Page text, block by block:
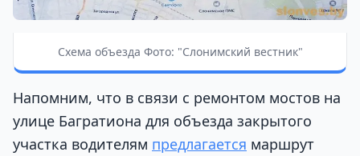
Схема объезда Фото: "Слонимский вестник"
Напомним, что в связи с ремонтом мостов на
улице Багратиона для объезда закрытого
участка водителям предлагается маршрут